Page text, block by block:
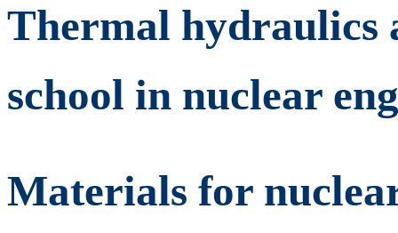
Thermal hydraulics
school in nuclear
Materials for